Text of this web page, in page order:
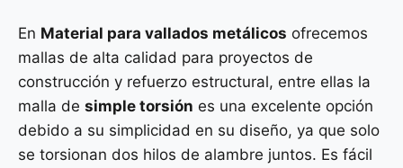
En Material para vallados metálicos ofrecemos
mallas de alta calidad para proyectos de
construcción y refuerzo estructural, entre ellas la
malla de simple torsión es una excelente opción
debido a su simplicidad en su diseño, ya que solo
se torsionan dos hilos de alambre juntos. Es fácil